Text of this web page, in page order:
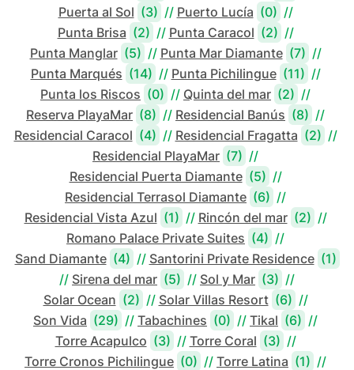
Puerta al Sol (3) // Puerto Lucía (0) //
Punta Brisa (2) // Punta Caracol (2) //
Punta Manglar (5) // Punta Mar Diamante (7) //
Punta Marqués (14) // Punta Pichilingue (11) //
Punta los Riscos (0) // Quinta del mar (2) //
Reserva PlayaMar (8) // Residencial Banús (8) //
Residencial Caracol (4) // Residencial Fragatta (2) //
Residencial PlayaMar (7) //
Residencial Puerta Diamante (5) //
Residencial Terrasol Diamante (6) //
Residencial Vista Azul (1) // Rincón del mar (2) //
Romano Palace Private Suites (4) //
Sand Diamante (4) // Santorini Private Residence (1)
// Sirena del mar (5) // Sol y Mar (3) //
Solar Ocean (2) // Solar Villas Resort (6) //
Son Vida (29) // Tabachines (0) // Tikal (6) //
Torre Acapulco (3) // Torre Coral (3) //
Torre Cronos Pichilingue (0) // Torre Latina (1) //